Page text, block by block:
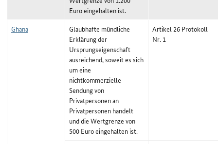
Euro eingehalten ist.
Ghana
Glaubhafte mündliche
Erklärung der
Ursprungseigenschaft
ausreichend, soweit es sich
um eine
nichtkommerzielle
Sendung von
Privatpersonen an
Privatpersonen handelt
und die Wertgrenze von
500 Euro eingehalten ist.
Artikel 26 Protokoll
Nr. 1